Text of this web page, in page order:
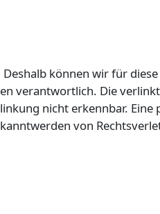
können wir für
verantwortlich. Die
nicht erkennbar.
von